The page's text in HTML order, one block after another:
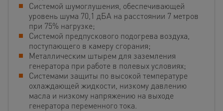
Системой шумоглушения, обеспечивающей
уровень шума 70,1 дБА на расстоянии 7 метров
при 75% нагрузке;
Системой предпускового подогрева воздуха,
поступающего в камеру сгорания;
Металлическим штырем для заземления
генератора при работе в полевых условиях;
Системами защиты по высокой температуре
охлаждающей жидкости, низкому давлению
масла и низкому напряжению на выходе
генератора переменного тока.